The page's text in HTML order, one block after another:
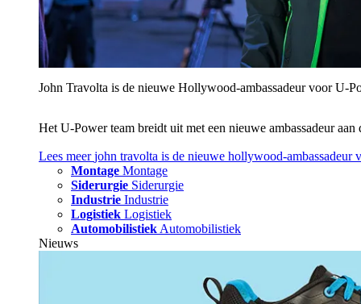
John Travolta is de nieuwe Hollywood-ambassadeur voor
Het U‑Power team breidt uit met een nieuwe ambassadeur
Lees meerjohn travolta is de nieuwe hollywood-ambassadeur
Montage Montage
Siderurgie Siderurgie
Industrie Industrie
Logistiek Logistiek
Automobilistiek Automobilistiek
Nieuws